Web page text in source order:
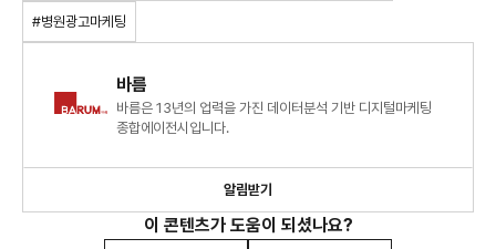
#병원광고마케팅
바름
바름은 13년의 업력을 가진 데이터분석 기반 디지털마케팅
종합에이전시입니다.
알림받기
이 콘텐츠가 도움이 되셨나요?